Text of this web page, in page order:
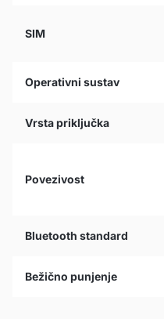
SIM
Operativni sustav
Vrsta priključka
Povezivost
Bluetooth standard
Bežično punjenje